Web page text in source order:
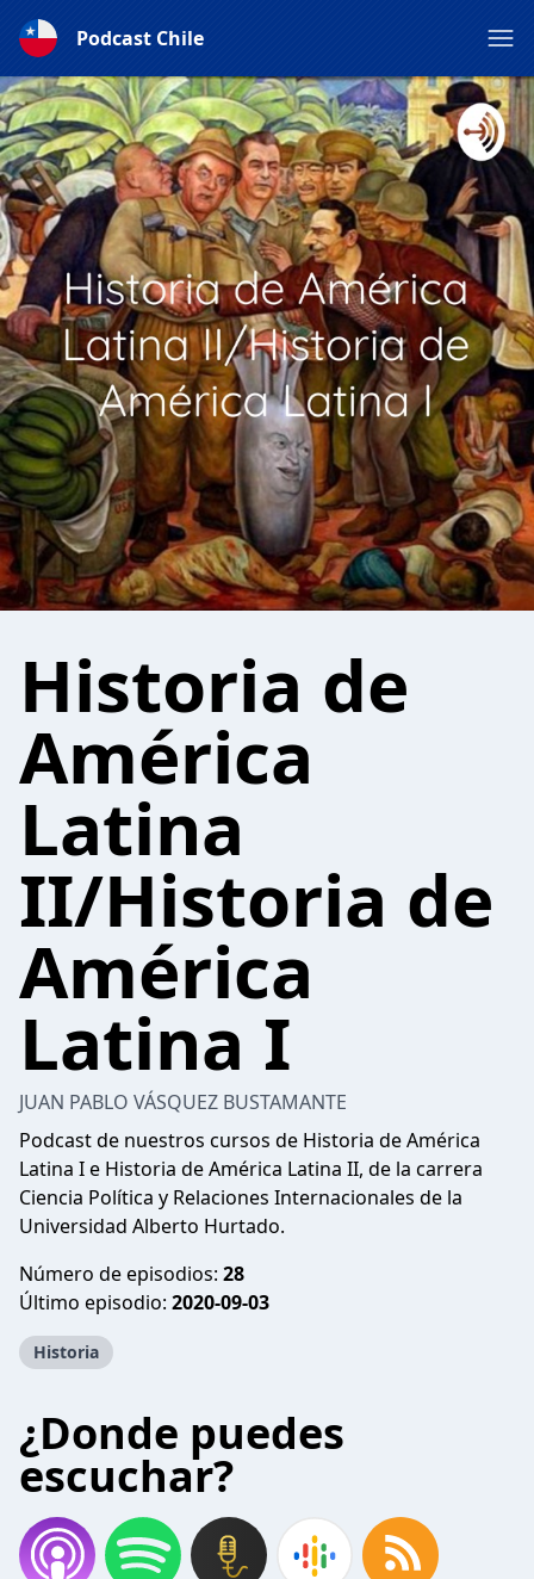
Podcast Chile
Historia de
América
Latina
II/Historia de
América
Latina I
JUAN PABLO VÁSQUEZ BUSTAMANTE
Podcast de nuestros cursos de Historia de América
Latina I e Historia de América Latina II, de la carrera
Ciencia Política y Relaciones Internacionales de la
Universidad Alberto Hurtado.
Número de episodios: 28
Último episodio: 2020-09-03
Historia
¿Donde puedes
escuchar?